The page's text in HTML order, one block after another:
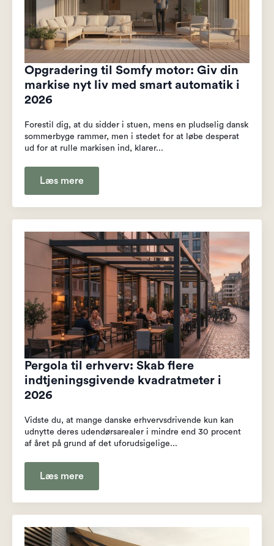
Opgradering til Somfy motor: Giv din
markise nyt liv med smart automatik i
2026
Forestil dig, at du sidder i stuen, mens en pludselig dansk
sommerbyge rammer, men i stedet for at løbe desperat
ud for at rulle markisen ind, klarer...
Læs mere
Pergola til erhverv: Skab flere
indtjeningsgivende kvadratmeter i
2026
Vidste du, at mange danske erhvervsdrivende kun kan
udnytte deres udendørsarealer i mindre end 30 procent
af året på grund af det uforudsigelige...
Læs mere